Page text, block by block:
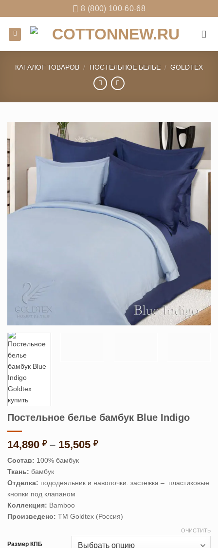
to
content
8 (800) 100-60-68
КАТАЛОГ ТОВАРОВ / ПОСТЕЛЬНОЕ БЕЛЬЕ / GOLDTEX
Постельное белье бамбук Blue Indigo
14,890 ₽ – 15,505 ₽Диапазон
15,505 ₽
Состав: 100% бамбук
Ткань: бамбук
Отделка: пододеяльник и наволочки: застежка – пластиковые
кнопки под клапаном
Коллекция: Bamboo
Произведено: ТМ Goldtex (Россия)
Размер КПБ
ОЧИСТИТЬ